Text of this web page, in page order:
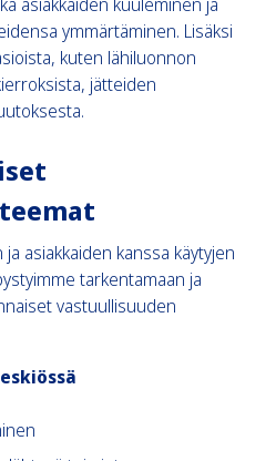
ymmärtäminen. Lisäksi
kuten lähiluonnon
jätteiden
asiakkaiden kanssa käytyjen
tarkentamaan ja
vastuullisuuden